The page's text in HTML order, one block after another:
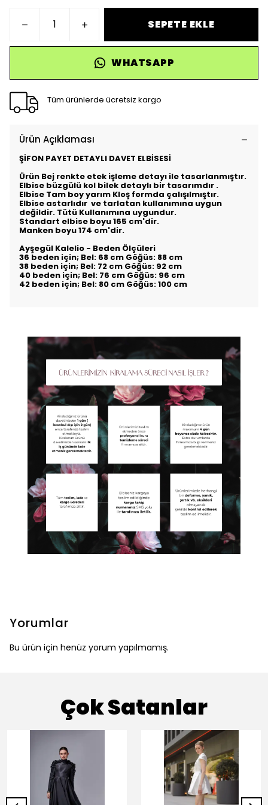
SEPETE EKLE
WHATSAPP
Tüm ürünlerde ücretsiz kargo
Ürün Açıklaması
ŞİFON PAYET DETAYLI DAVET ELBİSESİ
Ürün Bej renkte etek işleme detayı ile tasarlanmıştır.
Elbise büzgülü kol bilek detaylı bir tasarımdır .
Elbise Tam boy yarım Kloş formda çalışılmıştır.
Elbise astarlıdır ve tarlatan kullanımına uygun
değildir. Tütü Kullanımına uygundur.
Standart elbise boyu 165 cm'dir.
Manken boyu 174 cm'dir.
Ayşegül Kalelio - Beden Ölçüleri
36 beden için; Bel: 68 cm Göğüs: 88 cm
38 beden için; Bel: 72 cm Göğüs: 92 cm
40 beden için; Bel: 76 cm Göğüs: 96 cm
42 beden için; Bel: 80 cm Göğüs: 100 cm
Yorumlar
Bu ürün için henüz yorum yapılmamış.
Çok Satanlar